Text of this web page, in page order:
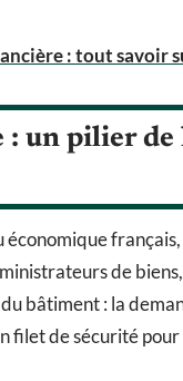
: tout savoir
un pilier de
économique
de
bâtiment : la
filet de sécurité